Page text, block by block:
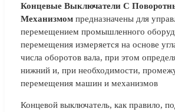
Концевые Выключатели C
Механизмом предназначены для
перемещением промышленного
перемещения измеряется на основе
числа оборотов вала, при этом
нижний и, при необходимости,
перемещения машин и механизмов
Концевой выключатель, как правило,